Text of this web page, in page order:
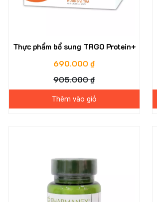
Thực phẩm bổ sung TRGO Protein+
690.000 ₫
905.000 ₫
Thêm vào giỏ